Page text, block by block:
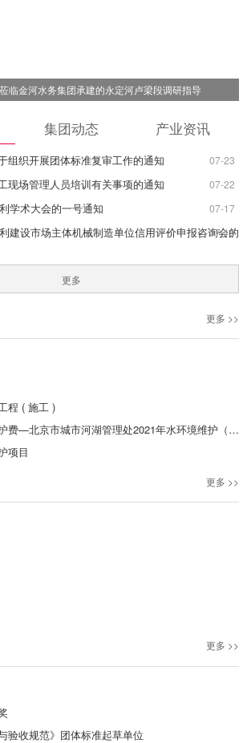
临金河水务集团承建的永定河卢梁段调研指导
集团动态 产业资讯
组织开展团体标准复审工作的通知 07-23
现场管理人员培训有关事项的通知 07-22
学术大会的一号通知 07-17
建设市场主体机械制造单位信用评价申报咨询会的
07-15
更多
更多 >>
程 ( 施工 )
水利工程日常维修养护费—北京市城市河湖管理处2021年水环境维护（保洁及绿化）
项目
更多 >>
更多 >>
验收规范》团体标准起草单位